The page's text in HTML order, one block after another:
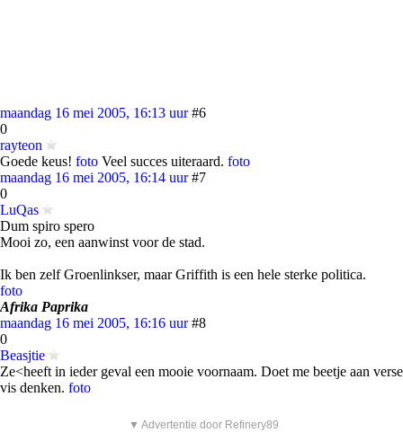
maandag 16 mei 2005, 16:13 uur #6
0
rayteon
Goede keus! foto Veel succes uiteraard. foto
maandag 16 mei 2005, 16:14 uur #7
0
LuQas
Dum spiro spero
Mooi zo, een aanwinst voor de stad.
Ik ben zelf Groenlinkser, maar Griffith is een hele sterke politica.
foto
Afrika Paprika
maandag 16 mei 2005, 16:16 uur #8
0
Beasjtie
Ze<heeft in ieder geval een mooie voornaam. Doet me beetje aan verse
vis denken. foto
▼ Advertentie door Refinery89